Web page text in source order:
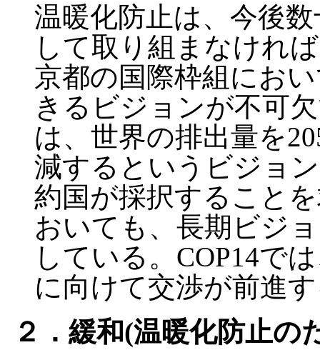
温暖化防止は、今後
して取り組まなけれ
京都の国際枠組にお
きるビジョンが不可
は、世界の排出量を
減するというビジョ
約国が採択すること
おいても、長期ビジ
している。COP14で
に向けて交渉が前進
２．緩和(温暖化防止の